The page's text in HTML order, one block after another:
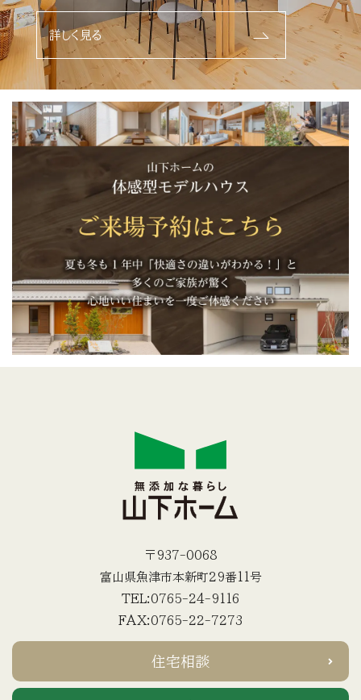
詳しく見る
〒937-0068
富山県魚津市本新町29番11号
TEL:0765-24-9116
FAX:0765-22-7273
住宅相談